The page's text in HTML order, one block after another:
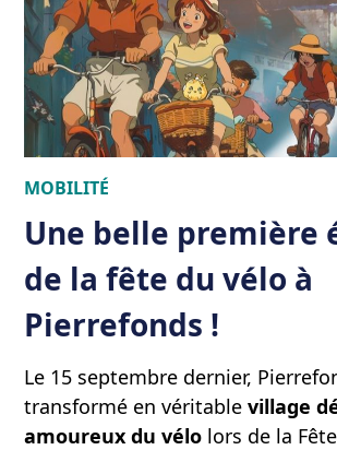
MOBILITÉ
Une belle première
de la fête du vélo à
Pierrefonds !
Le 15 septembre dernier,
transformé en véritable village
amoureux du vélo lors de la